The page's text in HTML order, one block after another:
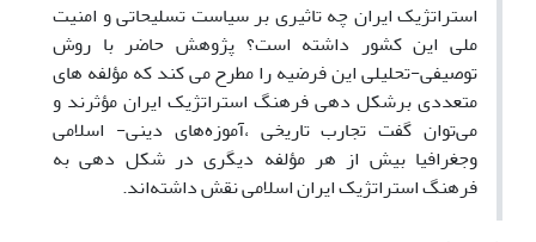
استراتژیک ایران چه تاثیری بر سیاست تسلیحاتی و امنیت
ملی این کشور داشته است؟ پژوهش حاضر با روش
توصیفی-تحلیلی این فرضیه را مطرح می کند که مؤلفه های
متعددی برشکل دهی فرهنگ استراتژیک ایران مؤثرند و
می‌توان گفت تجارب تاریخی ،آموزه‌های دینی- اسلامی
وجغرافیا بیش از هر مؤلفه دیگری در شکل دهی به
فرهنگ استراتژیک ایران اسلامی نقش داشته‌اند.